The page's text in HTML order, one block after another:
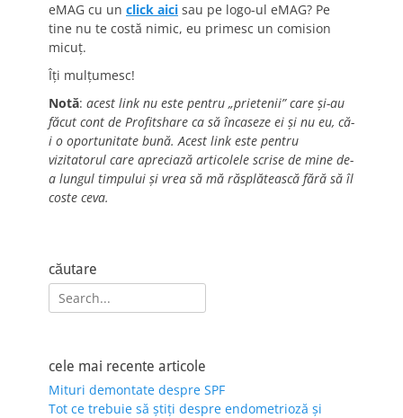
eMAG cu un click aici sau pe logo-ul eMAG? Pe
tine nu te costă nimic, eu primesc un comision
micuț.
Îți mulțumesc!
Notă: acest link nu este pentru „prietenii” care și-au
făcut cont de Profitshare ca să încaseze ei și nu eu, că-
i o oportunitate bună. Acest link este pentru
vizitatorul care apreciază articolele scrise de mine de-
a lungul timpului și vrea să mă răsplătească fără să îl
coste ceva.
căutare
Search
for:
cele mai recente articole
Mituri demontate despre SPF
Tot ce trebuie să știți despre endometrioză și